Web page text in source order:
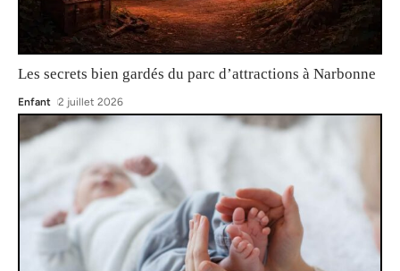
Les secrets bien gardés du parc d’attractions à Narbonne
Enfant 2 juillet 2026